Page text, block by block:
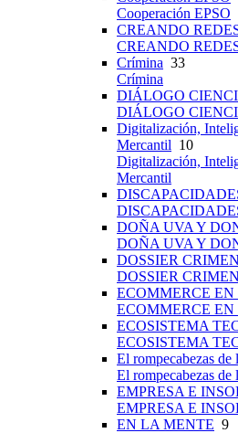
Cooperación EPSO
CREANDO
CREANDO
Crímina 33
Crímina
DIÁLOGO
DIÁLOGO
Digitalización,
Mercantil 10
Digitalización,
Mercantil
DOÑA UVA Y
DOÑA UVA Y
DOSSIER CRIMEN
DOSSIER CRIMEN
ECOMMERCE
ECOMMERCE
ECOSISTEMA
ECOSISTEMA
El rompecabezas de
El rompecabezas de
EMPRESA E
EMPRESA E
EN LA MENTE 9